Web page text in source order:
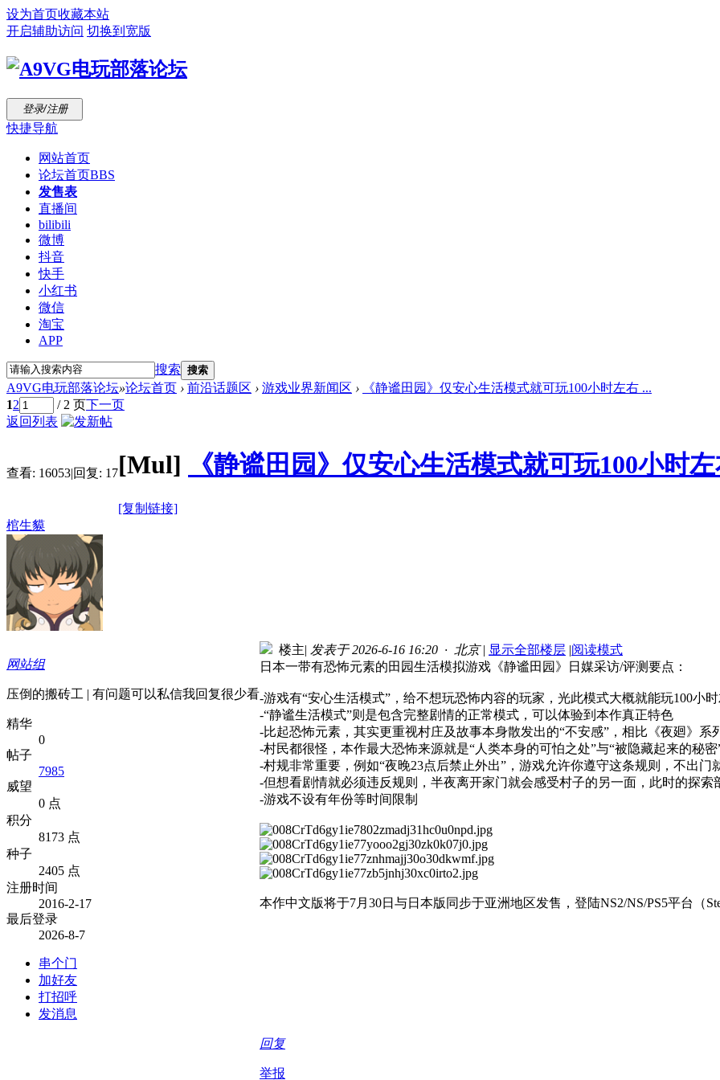
设为首页收藏本站
开启辅助访问 切换到宽版
登录/注册
快捷导航
网站首页
论坛首页BBS
发售表
直播间
bilibili
微博
抖音
快手
小红书
微信
淘宝
APP
搜索 搜索
A9VG电玩部落论坛»论坛首页 › 前沿话题区 › 游戏业界新闻区 ›
《静谧田园》仅安心生活模式就可玩100小时左右 ...
12 / 2 页下一页
返回列表
查看: 16053|回复: 17[Mul] 《静谧田园》仅安心生活模式就可玩100小时
[复制链接]
棺生貘
网站组
压倒的搬砖工 | 有问题可以私信我回复很少看
精华
0
帖子
7985
威望
0 点
积分
8173 点
种子
2405 点
注册时间
2016-2-17
最后登录
2026-8-7
串个门
加好友
打招呼
发消息
楼主| 发表于 2026-6-16 16:20 · 北京 | 显示全部楼层 |阅读模式
日本一带有恐怖元素的田园生活模拟游戏《静谧田园》日媒采访/评测要点：
-游戏有“安心生活模式”，给不想玩恐怖内容的玩家，光此模式大概就能玩100小
-“静谧生活模式”则是包含完整剧情的正常模式，可以体验到本作真正特色
-比起恐怖元素，其实更重视村庄及故事本身散发出的“不安感”，相比《夜廻》系
-村民都很怪，本作最大恐怖来源就是“人类本身的可怕之处”与“被隐藏起来的秘密
-村规非常重要，例如“夜晚23点后禁止外出”，游戏允许你遵守这条规则，不出门
-但想看剧情就必须违反规则，半夜离开家门就会感受村子的另一面，此时的探索
-游戏不设有年份等时间限制
本作中文版将于7月30日与日本版同步于亚洲地区发售，登陆NS2/NS/PS5平台（
回复
举报